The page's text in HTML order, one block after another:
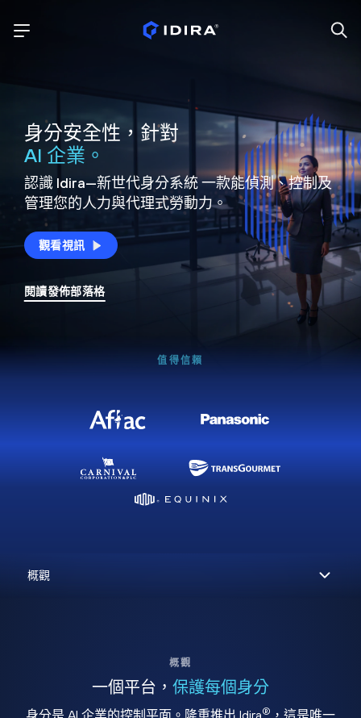
身分安全性，針對
AI 企業。
認識 Idira—新世代身分系統一款能偵測、控制及
管理您的人力與代理式勞動力。
觀看視訊
閱讀發佈部落格
值得信賴
概觀
一個平台， 保護每個身分
身分是 AI 企業的控制平面。隆重推出 Idira® ，這是唯一